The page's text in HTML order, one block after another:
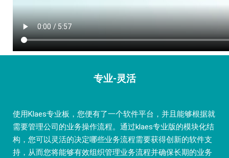
专业-灵活
使用Klaes专业板，您便有了一个软件平台，并且能够根据就
需要管理公司的业务操作流程。通过klaes专业版的模块化结
构，您可以灵活的决定哪些业务流程需要获得创新的软件支
持，从而您将能够有效组织管理业务流程并确保长期的业务